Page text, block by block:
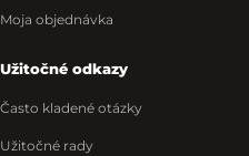
Moja objednávka
Užitočné odkazy
Často kladené otázky
Užitočné rady